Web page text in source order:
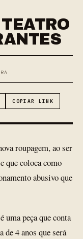
COPIAR LINK
roupagem, ao ser
que coloca como
abusivo que
uma peça que conta
de 4 anos que será